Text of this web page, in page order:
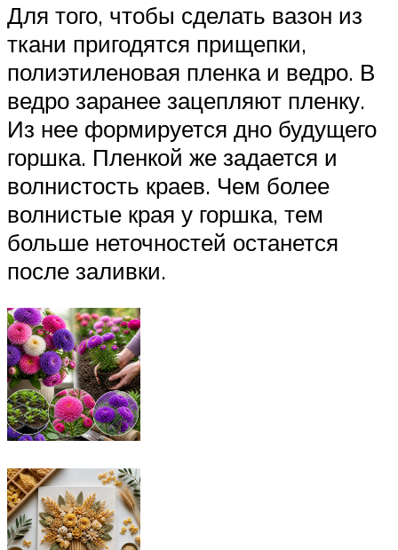
Для того, чтобы сделать вазон из
ткани пригодятся прищепки,
полиэтиленовая пленка и ведро. В
ведро заранее зацепляют пленку.
Из нее формируется дно будущего
горшка. Пленкой же задается и
волнистость краев. Чем более
волнистые края у горшка, тем
больше неточностей останется
после заливки.